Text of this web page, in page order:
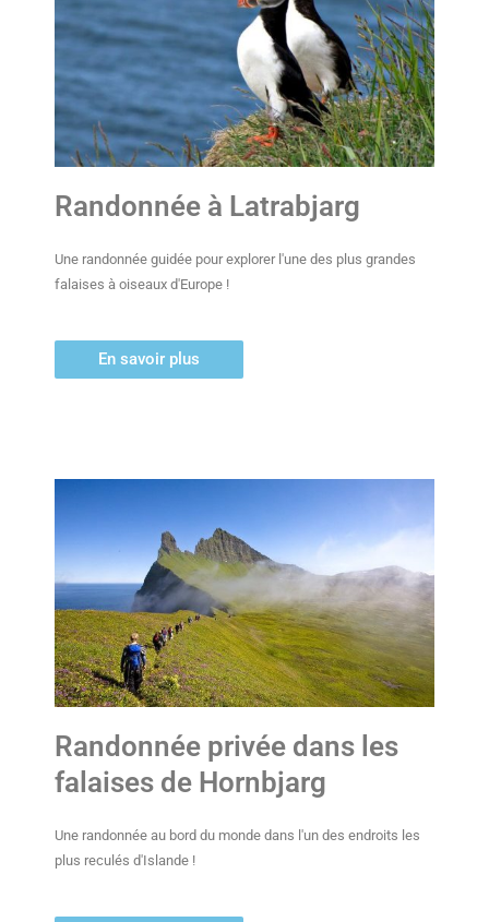
Randonnée à Latrabjarg
Une randonnée guidée pour explorer l'une des plus grandes
falaises à oiseaux d'Europe !
En savoir plus
Randonnée privée dans les
falaises de Hornbjarg
Une randonnée au bord du monde dans l'un des endroits les
plus reculés d'Islande !